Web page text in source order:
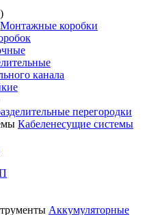
Монтажные коробки
канала
перегородки
Кабеленесущие системы
Аккумуляторные